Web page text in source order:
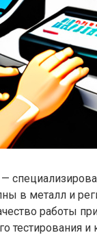
в металл и
работы
тестирования